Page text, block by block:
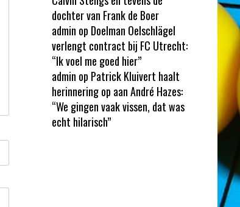
dochter van Frank de Boer
admin op Doelman Oelschlägel
verlengt contract bij FC Utrecht:
“Ik voel me goed hier”
admin op Patrick Kluivert haalt
herinnering op aan André Hazes:
“We gingen vaak vissen, dat was
echt hilarisch”